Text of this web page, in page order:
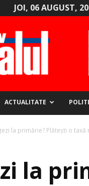
JOI, 06 AUGUST,
ACTUALITATE
la primărie? Plătești o taxă
la